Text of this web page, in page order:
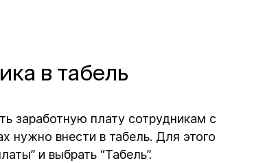
в табель
заработную плату сотрудникам с
нужно внести в табель. Для этого
и выбрать “Табель”.